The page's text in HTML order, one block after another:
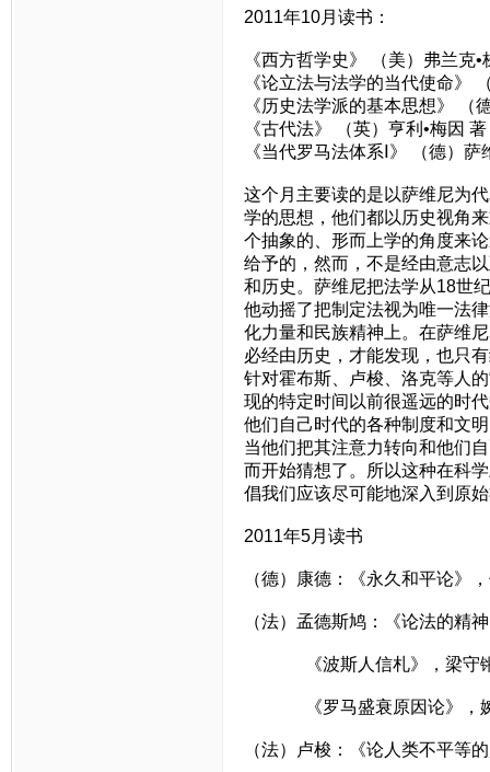
2011年10月读书：
《西方哲学史》 （美）弗兰克•
《论立法与法学的当代使命》
《历史法学派的基本思想》 （
《古代法》 （英）亨利•梅因 著
《当代罗马法体系Ⅰ》 （德）萨
这个月主要读的是以萨维尼为
学的思想，他们都以历史视角
个抽象的、形而上学的角度来
给予的，然而，不是经由意志
和历史。萨维尼把法学从18世
他动摇了把制定法视为唯一法
化力量和民族精神上。在萨维
必经由历史，才能发现，也只
针对霍布斯、卢梭、洛克等人
现的特定时间以前很遥远的时
他们自己时代的各种制度和文
当他们把其注意力转向和他们
而开始猜想了。所以这种在科
倡我们应该尽可能地深入到原
2011年5月读书
（德）康德：《永久和平论》
（法）孟德斯鸠：《论法的精
《波斯人信札》，梁守
《罗马盛衰原因论》，
（法）卢梭：《论人类不平等